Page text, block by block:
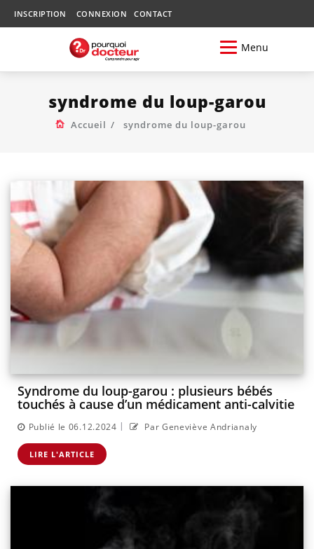
INSCRIPTION CONNEXION CONTACT
Menu
syndrome du loup-garou
Accueil syndrome du loup-garou
Syndrome du loup-garou : plusieurs bébés
touchés à cause d’un médicament anti-calvitie
Publié le 06.12.2024 | Par Geneviève Andrianaly
LIRE L'ARTICLE